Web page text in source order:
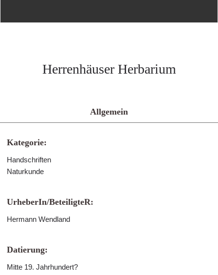
Herrenhäuser Herbarium
Allgemein
Kategorie:
Handschriften
Naturkunde
UrheberIn/BeteiligteR:
Hermann Wendland
Datierung:
Mitte 19. Jahrhundert?